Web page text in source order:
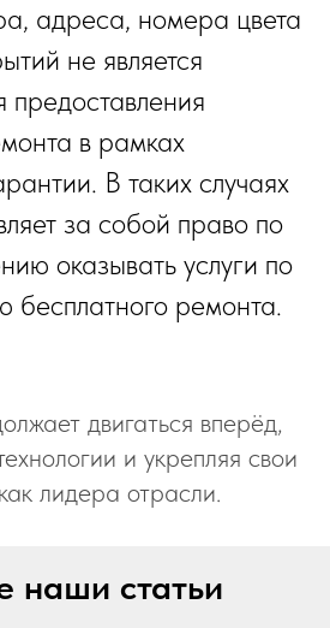
адреса, номера цвета
не является
в рамках
В таких случаях
за собой право по
оказывать услуги по
бесплатного ремонта.
двигаться вперёд,
и укрепляя свои
лидера отрасли.
наши статьи